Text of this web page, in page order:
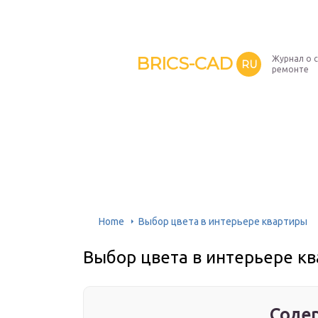
BRICS-CAD RU
Журнал о
ремонте
Home Выбор цвета в интерьере квартиры
Выбор цвета в интерьере